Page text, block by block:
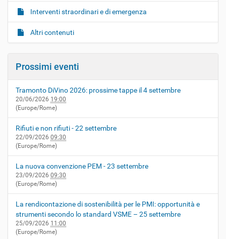
Interventi straordinari e di emergenza
Altri contenuti
Prossimi eventi
Tramonto DiVino 2026: prossime tappe il 4 settembre
20/06/2026 19:00
(Europe/Rome)
Rifiuti e non rifiuti - 22 settembre
22/09/2026 09:30
(Europe/Rome)
La nuova convenzione PEM - 23 settembre
23/09/2026 09:30
(Europe/Rome)
La rendicontazione di sostenibilità per le PMI: opportunità e
strumenti secondo lo standard VSME – 25 settembre
25/09/2026 11:00
(Europe/Rome)